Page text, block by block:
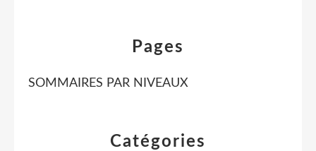
Catégories
Pages
SOMMAIRES PAR NIVEAUX